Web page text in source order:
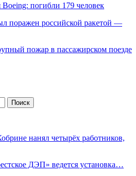
погибли 179 человек
поражен российской ракетой —
пожар в пассажирском поезде
нанял четырёх работников,
ДЭП» ведется установка…